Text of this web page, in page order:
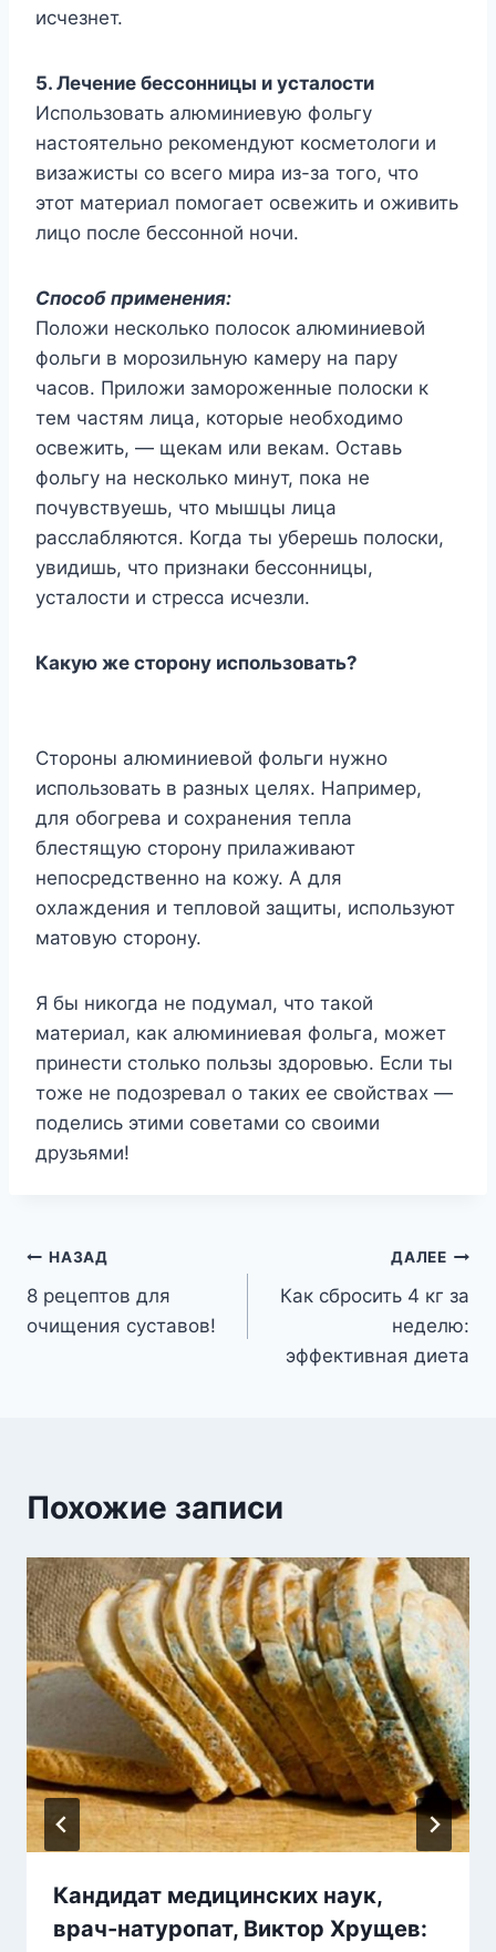
исчезнет.
5. Лечение бессонницы и усталости
Использовать алюминиевую фольгу
настоятельно рекомендуют косметологи и
визажисты со всего мира из-за того, что
этот материал помогает освежить и оживить
лицо после бессонной ночи.
Способ применения:
Положи несколько полосок алюминиевой
фольги в морозильную камеру на пару
часов. Приложи замороженные полоски к
тем частям лица, которые необходимо
освежить, — щекам или векам. Оставь
фольгу на несколько минут, пока не
почувствуешь, что мышцы лица
расслабляются. Когда ты уберешь полоски,
увидишь, что признаки бессонницы,
усталости и стресса исчезли.
Какую же сторону использовать?
Стороны алюминиевой фольги нужно
использовать в разных целях. Например,
для обогрева и сохранения тепла
блестящую сторону прилаживают
непосредственно на кожу. А для
охлаждения и тепловой защиты, используют
матовую сторону.
Я бы никогда не подумал, что такой
материал, как алюминиевая фольга, может
принести столько пользы здоровью. Если ты
тоже не подозревал о таких ее свойствах —
поделись этими советами со своими
друзьями!
Навигация
по
НАЗАД
8 рецептов для
очищения суставов!
ДАЛЕЕ
Как сбросить 4 кг за
неделю:
эффективная диета
Похожие записи
Кандидат медицинских наук,
врач-натуропат, Виктор Хрущев: